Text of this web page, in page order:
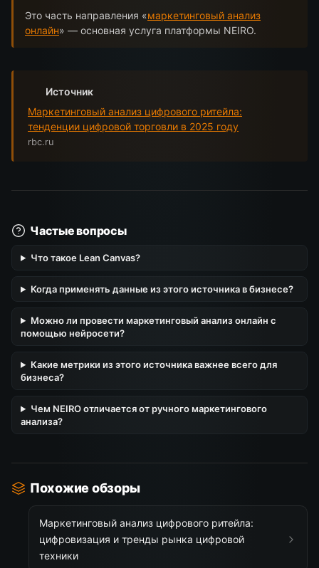
Это часть направления «маркетинговый анализ
онлайн» — основная услуга платформы NEIRO.
Источник
Маркетинговый анализ цифрового ритейла:
тенденции цифровой торговли в 2025 году
rbc.ru
Частые вопросы
Что такое Lean Canvas?
Когда применять данные из этого источника в бизнесе?
Можно ли провести маркетинговый анализ онлайн с
помощью нейросети?
Какие метрики из этого источника важнее всего для
бизнеса?
Чем NEIRO отличается от ручного маркетингового
анализа?
Похожие обзоры
Маркетинговый анализ цифрового ритейла:
цифровизация и тренды рынка цифровой
техники